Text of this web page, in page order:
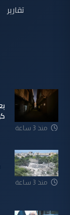
تقارير
منذ 3 ساعة
منذ 3 ساعة